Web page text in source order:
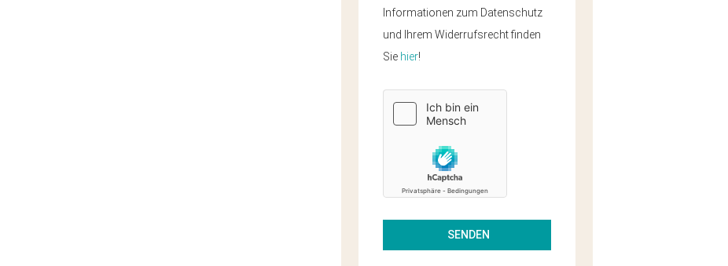
Informationen zum Datenschutz
und Ihrem Widerrufsrecht finden
Sie hier!